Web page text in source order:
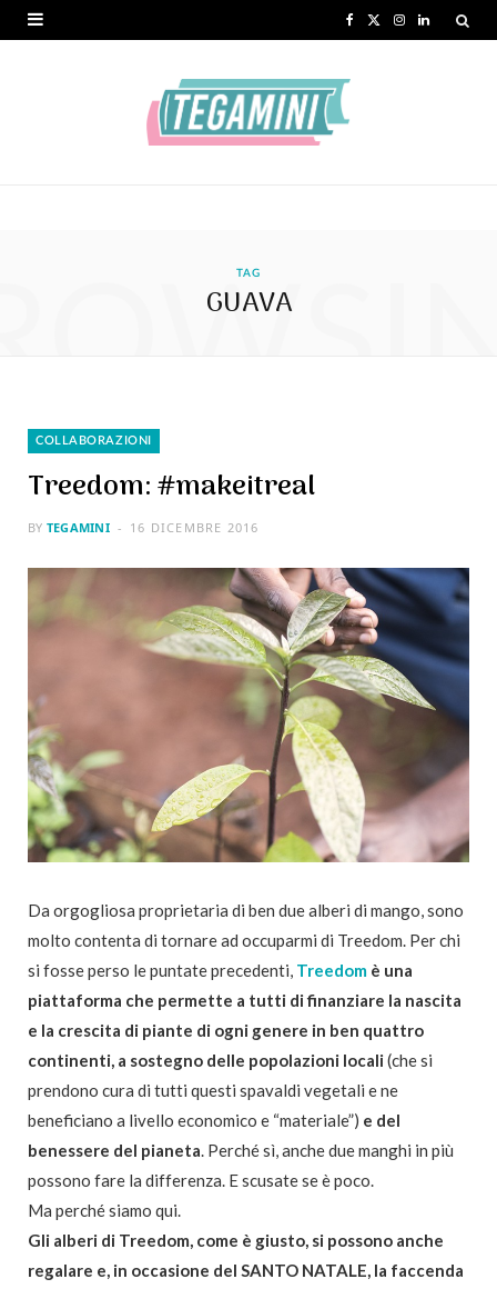
I L
TAG
GUAVA
COLLABORAZIONI
Treedom: #makeitreal
BY TEGAMINI 16 DICEMBRE 2016
Da orgogliosa proprietaria di ben due alberi di mango, sono
molto contenta di tornare ad occuparmi di Treedom. Per chi
si fosse perso le puntate precedenti, Treedom è una
piattaforma che permette a tutti di finanziare la nascita
e la crescita di piante di ogni genere in ben quattro
continenti, a sostegno delle popolazioni locali (che si
prendono cura di tutti questi spavaldi vegetali e ne
beneficiano a livello economico e “materiale”) e del
benessere del pianeta. Perché sì, anche due manghi in più
possono fare la differenza. E scusate se è poco.
Ma perché siamo qui.
Gli alberi di Treedom, come è giusto, si possono anche
regalare e, in occasione del SANTO NATALE, la faccenda